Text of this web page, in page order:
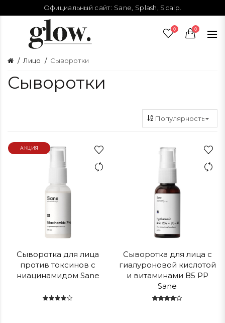
Официальный сайт: Sane Splash Scalp
0 0
Лицо Сыворотки
Сыворотки
АКЦИЯ
Сыворотка для лица
против токсинов с
ниацинамидом Sane
Сыворотка для лица с
гиалуроновой кислотой
и витаминами В5 РР
Sane